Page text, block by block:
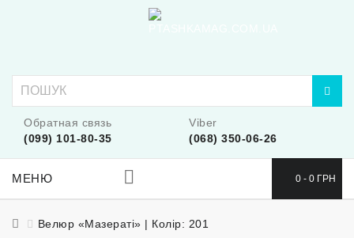
Обратная связь
(099) 101-80-35
Viber
(068) 350-06-26
0 - 0 ГРН
МЕНЮ
Велюр «Мазераті» | Колір: 201